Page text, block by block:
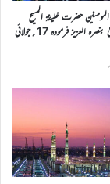
حضرت خلیفۃ المسیح
الخامس ایّدہ اللہ تعالیٰ بنصرہ العزیز فرمودہ 17؍جولائی